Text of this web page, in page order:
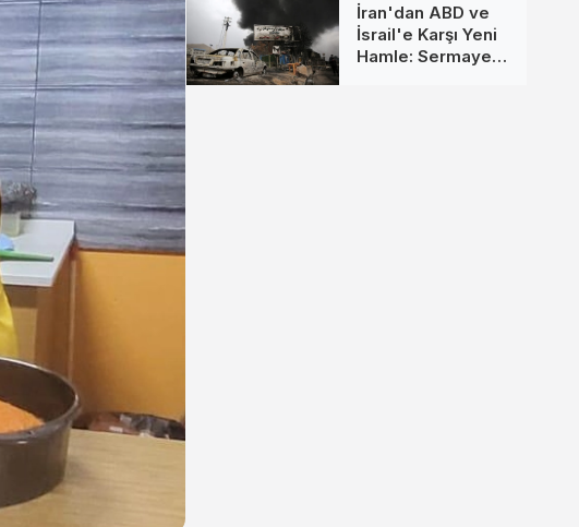
İran'dan ABD ve
İsrail'e Karşı Yeni
Hamle: Sermaye